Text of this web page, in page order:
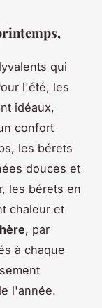
qui
l'été, les
idéaux,
confort
les bérets
douces et
les bérets en
chaleur et
, par
à chaque
l'année.